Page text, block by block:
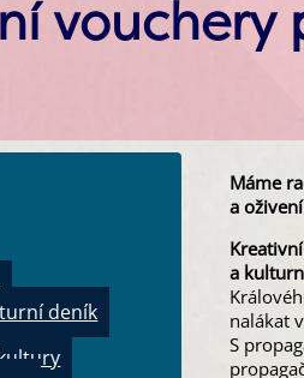
vouchery
deník
Máme
a
a
nalákat
S